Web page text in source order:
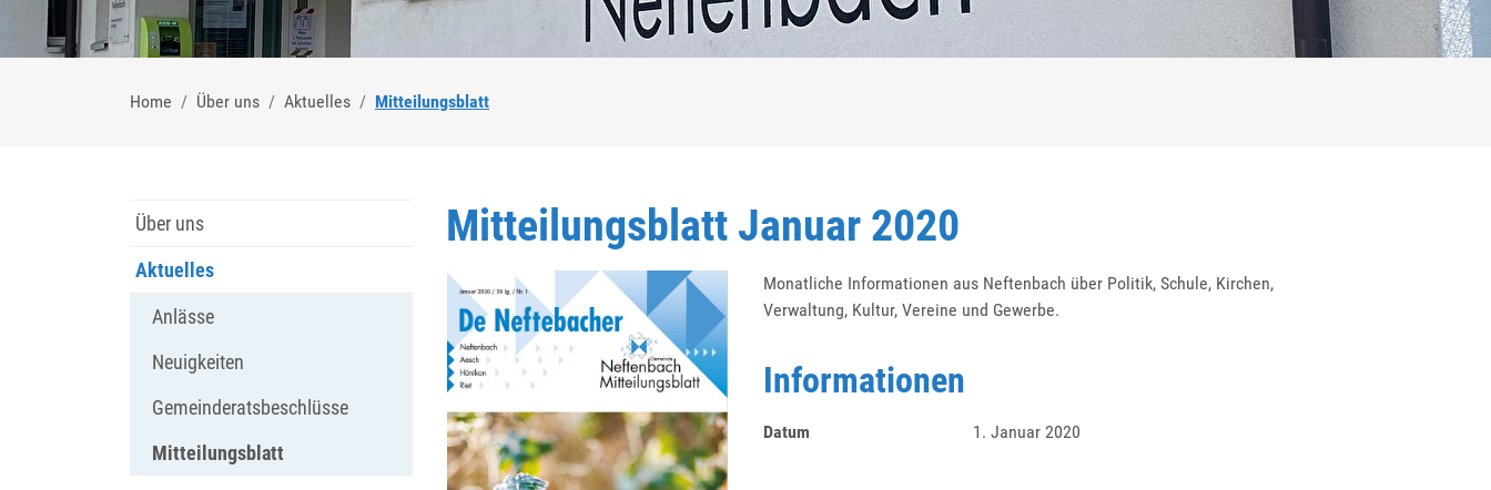
Home Über uns Aktuelles Mitteilungsblatt(ausgewählt)
Über uns
Aktuelles
Anlässe
Neuigkeiten
Gemeinderatsbeschlüsse
Mitteilungsblatt
Mitteilungsblatt Januar 2020
Monatliche Informationen aus Neftenbach über Politik, Schule, Kirchen,
Verwaltung, Kultur, Vereine und Gewerbe.
Informationen
Datum 1. Januar 2020